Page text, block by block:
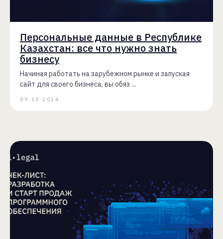
Персональные данные в Республике
Казахстан: все что нужно знать
бизнесу
Начиная работать на зарубежном рынке и запуская
сайт для своего бизнеса, вы обяз ...
09.10.2024